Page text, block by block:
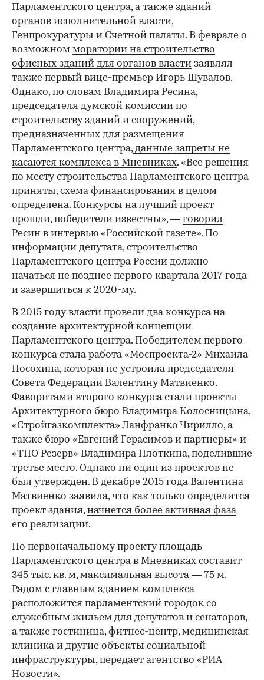
Парламентского центра, а также зданий
органов исполнительной власти,
Генпрокуратуры и Счетной палаты. В феврале о
возможном моратории на строительство
офисных зданий для органов власти заявлял
также первый вице-премьер Игорь Шувалов.
Однако, по словам Владимира Ресина,
председателя думской комиссии по
строительству зданий и сооружений,
предназначенных для размещения
Парламентского центра,данные запреты не
касаются комплекса в Мневниках. «Все решения
по месту строительства Парламентского центра
приняты, схема финансирования в целом
определена. Конкурсы на лучший проект
прошли, победители известны», — говорил
Ресин в интервью «Российской газете». По
информации депутата, строительство
Парламентского центра России должно
начаться не позднее первого квартала 2017 года
и завершиться к 2020-му.
В 2015 году власти провели два конкурса на
создание архитектурной концепции
Парламентского центра. Победителем первого
конкурса стала работа «Моспроекта-2» Михаила
Посохина, которая не устроила председателя
Совета Федерации Валентину Матвиенко.
Фаворитами второго конкурса стали проекты
Архитектурного бюро Владимира Колосницына,
«Стройгазкомплекта» Ланфранко Чирилло, а
также бюро «Евгений Герасимов и партнеры» и
«ТПО Резерв» Владимира Плоткина, поделившие
третье место. Однако ни один из проектов не
был утвержден. В декабре 2015 года Валентина
Матвиенко заявила, что как только определится
проект здания,начнется более активная фаза
его реализации.
По первоначальному проекту площадь
Парламентского центра в Мневниках составит
345 тыс. кв. м, максимальная высота — 75 м.
Рядом с главным зданием комплекса
расположится парламентский городок со
служебным жильем для депутатов и сенаторов,
а также гостиница, фитнес-центр, медицинская
клиника и другие объекты социальной
инфраструктуры, передает агентство «РИА
Новости».